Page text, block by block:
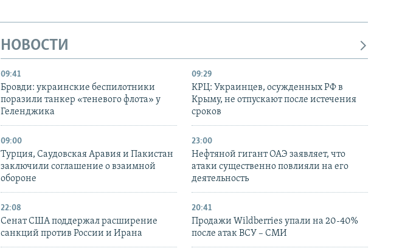
НОВОСТИ
09:41
Бровди: украинские беспилотники
поразили танкер «теневого флота» у
Геленджика
09:29
КРЦ: Украинцев, осужденных РФ в
Крыму, не отпускают после истечения
сроков
09:00
Турция, Саудовская Аравия и Пакистан
заключили соглашение о взаимной
обороне
23:00
Нефтяной гигант ОАЭ заявляет, что
атаки существенно повлияли на его
деятельность
22:08
Сенат США поддержал расширение
санкций против России и Ирана
20:41
Продажи Wildberries упали на 20-40%
после атак ВСУ – СМИ